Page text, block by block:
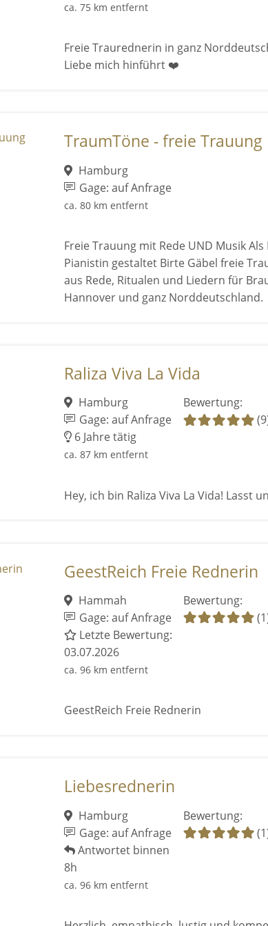
ca. 75 km entfernt
Freie Traurednerin in ganz
Liebe mich hinführt ❤️
TraumTöne - freie Trauung
Hamburg
Gage: auf Anfrage
ca. 80 km entfernt
Freie Trauung mit Rede UND Musik
Pianistin gestaltet Birte Gäbel freie
aus Rede, Ritualen und Liedern für
Hannover und ganz Norddeutschland.
Raliza Viva La Vida
Hamburg
Gage: auf Anfrage
6 Jahre tätig
ca. 87 km entfernt
Bewertung:
Hey, ich bin Raliza Viva La Vida! Lasst
GeestReich Freie Rednerin
Hammah
Gage: auf Anfrage
Letzte Bewertung:
03.07.2026
ca. 96 km entfernt
Bewertung:
GeestReich Freie Rednerin
Liebesrednerin
Hamburg
Gage: auf Anfrage
Antwortet binnen
8h
ca. 96 km entfernt
Bewertung: